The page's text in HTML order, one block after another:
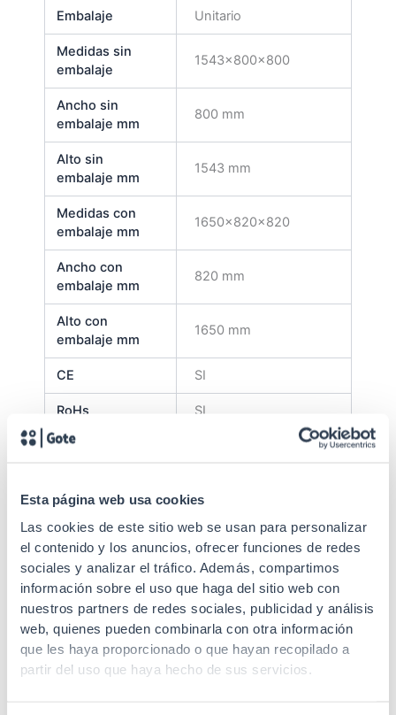
Esta página web usa cookies
Las cookies de este sitio web se usan para personalizar
el contenido y los anuncios, ofrecer funciones de redes
sociales y analizar el tráfico. Además, compartimos
información sobre el uso que haga del sitio web con
nuestros partners de redes sociales, publicidad y análisis
web, quienes pueden combinarla con otra información
que les haya proporcionado o que hayan recopilado a
partir del uso que haya hecho de sus servicios.
Embalaje Unitario
Medidas sin
embalaje
1543x800x800
Ancho sin
embalaje mm
800 mm
Alto sin
embalaje mm
1543 mm
Medidas con
embalaje mm
1650x820x820
Ancho con
embalaje mm
820 mm
Alto con
embalaje mm
1650 mm
CE SI
RoHs SI
Garantía
Carga máxima 800 kg
Perfiles de
sujeción
4 "tipo U"
desplazables en
profundidad (2 mm de
espesor)
Lisa con cerradura